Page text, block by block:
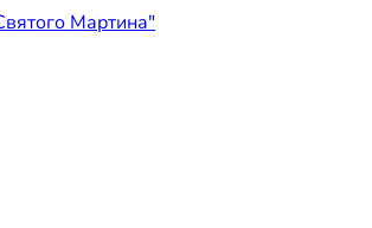
підприємство